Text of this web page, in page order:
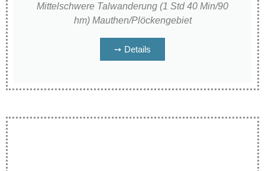
Mittelschwere Talwanderung (1 Std 40 Min/90
hm) Mauthen/Plöckengebiet
➙ Details